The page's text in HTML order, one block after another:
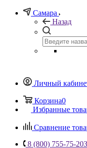
Самара
Назад
Личный
Корзина0
Избранные
Сравнение
8 (800) 755-75-20